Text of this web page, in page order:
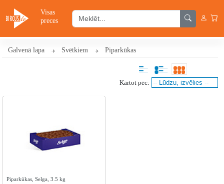
Visas
preces
Galvenā lapa Svētkiem Piparkūkas
Kārtot pēc:
Piparkūkas, Selga, 3.5 kg